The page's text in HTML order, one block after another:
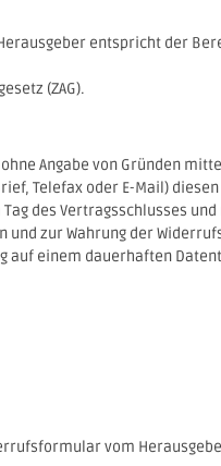
entspricht der
(ZAG).
Angabe von Gründen
Telefax oder E-Mail)
des Vertragsschlusses
und zur Wahrung der
auf einem dauerhaften
vom